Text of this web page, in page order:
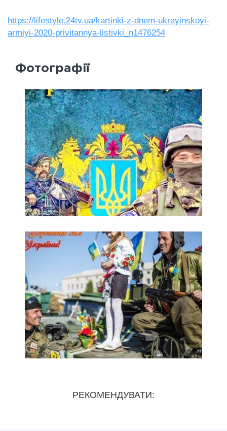
https://lifestyle.24tv.ua/kartinki-z-dnem-ukrayinskoyi-
armiyi-2020-privitannya-listivki_n1476254
Фотографії
РЕКОМЕНДУВАТИ: